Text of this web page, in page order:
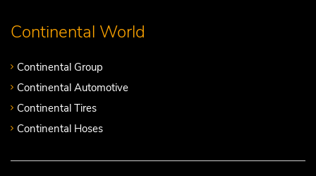
Continental World
Continental Group
Continental Automotive
Continental Tires
Continental Hoses